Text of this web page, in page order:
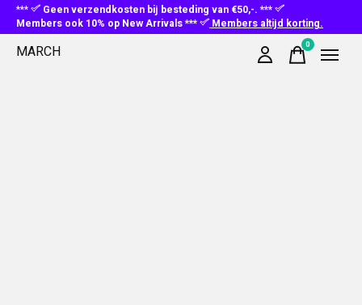
***
Geen verzendkosten bij besteding van €50,-. ***
Members ook 10% op New Arrivals ***
Members altijd korting.
MARCH 0items